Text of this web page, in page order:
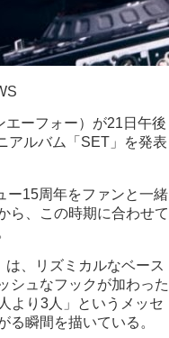
ーフォー）が21日午後
アルバム「SET」を発表
ー15周年をファンと一緒
ら、この時期に合わせて
、リズミカルなベース
シュなフックが加わった
より3人」というメッセ
る瞬間を描いている。